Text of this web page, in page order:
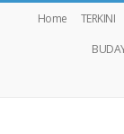
Home TERKINI